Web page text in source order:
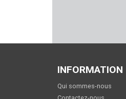
INFORMATION
Qui sommes-nous